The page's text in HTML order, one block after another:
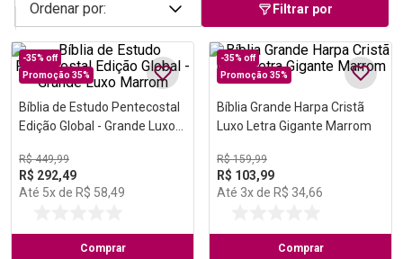
Filtrar por
-35% off
Promoção 35%
Bíblia de Estudo Pentecostal
Edição Global - Grande Luxo
R$ 449,99
R$ 292,49
Até 5x de R$ 58,49
Comprar
-35% off
Promoção 35%
Bíblia Grande Harpa Cristã
Luxo Letra Gigante Marrom
R$ 159,99
R$ 103,99
Até 3x de R$ 34,66
Comprar